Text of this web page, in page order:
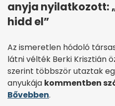
anyja nyilatkozott:
hidd el”
Az ismeretlen hódoló
látni vélték Berki Krisztián
szerint többször utaztak
anyukája kommentben
Bővebben.